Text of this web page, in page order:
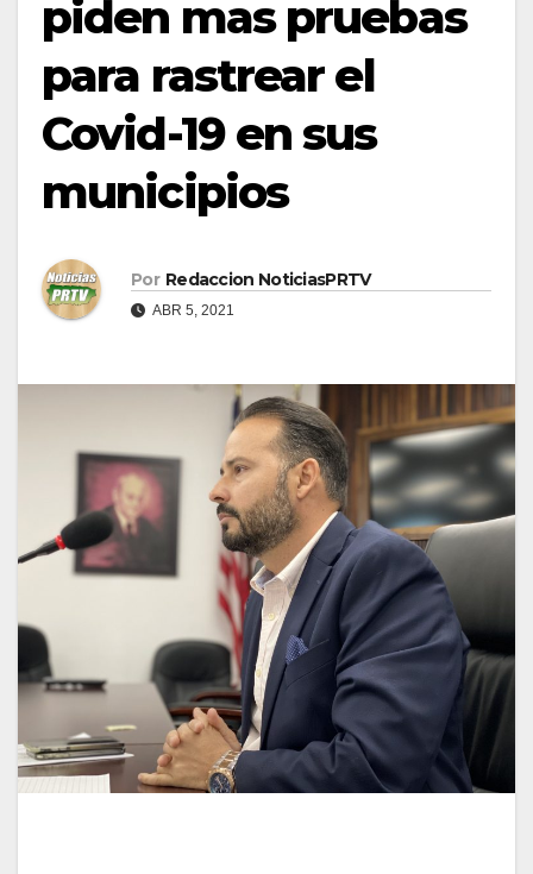
piden mas pruebas
para rastrear el
Covid-19 en sus
municipios
Por Redaccion NoticiasPRTV
ABR 5, 2021